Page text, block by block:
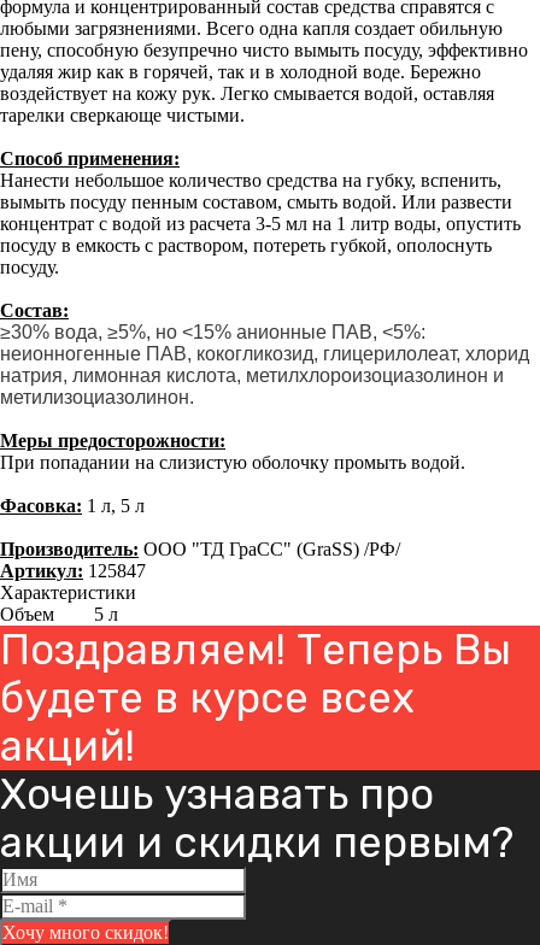
формула и концентрированный состав средства справятся с
любыми загрязнениями. Всего одна капля создает обильную
пену, способную безупречно чисто вымыть посуду, эффективно
удаляя жир как в горячей, так и в холодной воде. Бережно
воздействует на кожу рук. Легко смывается водой, оставляя
тарелки сверкающе чистыми.
Способ применения:
Нанести небольшое количество средства на губку, вспенить,
вымыть посуду пенным составом, смыть водой. Или развести
концентрат с водой из расчета 3-5 мл на 1 литр воды, опустить
посуду в емкость с раствором, потереть губкой, ополоснуть
посуду.
Состав:
≥30% вода, ≥5%, но <15% анионные ПАВ, <5%:
неионногенные ПАВ, кокогликозид, глицерилолеат, хлорид
натрия, лимонная кислота, метилхлороизоциазолинон и
метилизоциазолинон.
Меры предосторожности:
При попадании на слизистую оболочку промыть водой.
Фасовка: 1 л, 5 л
Производитель: ООО "ТД ГраСС" (GraSS) /РФ/
Артикул: 125847
Характеристики
Объем
5 л
Поздравляем! Теперь Вы
будете в курсе всех
акций!
Хочешь узнавать про
акции и скидки первым?